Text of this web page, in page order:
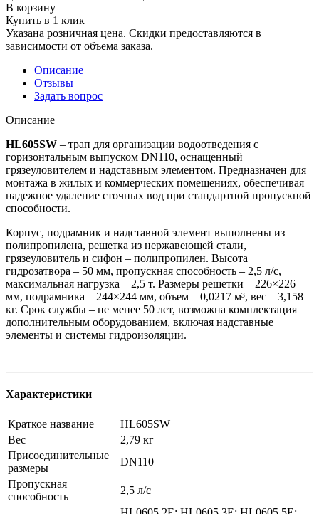
В корзину
Купить в 1 клик
Указана розничная цена. Скидки предоставляются в
зависимости от объема заказа.
Описание
Отзывы
Задать вопрос
Описание
HL605SW – трап для организации водоотведения с
горизонтальным выпуском DN110, оснащенный
грязеуловителем и надставным элементом. Предназначен для
монтажа в жилых и коммерческих помещениях, обеспечивая
надежное удаление сточных вод при стандартной пропускной
способности.
Корпус, подрамник и надставной элемент выполнены из
полипропилена, решетка из нержавеющей стали,
грязеуловитель и сифон – полипропилен. Высота
гидрозатвора – 50 мм, пропускная способность – 2,5 л/с,
максимальная нагрузка – 2,5 т. Размеры решетки – 226×226
мм, подрамника – 244×244 мм, объем – 0,0217 м³, вес – 3,158
кг. Срок службы – не менее 50 лет, возможна комплектация
дополнительным оборудованием, включая надставные
элементы и системы гидроизоляции.
Характеристики
Краткое название
HL605SW
Вес
2,79 кг
Присоединительные
размеры
DN110
Пропускная
способность
2,5 л/с